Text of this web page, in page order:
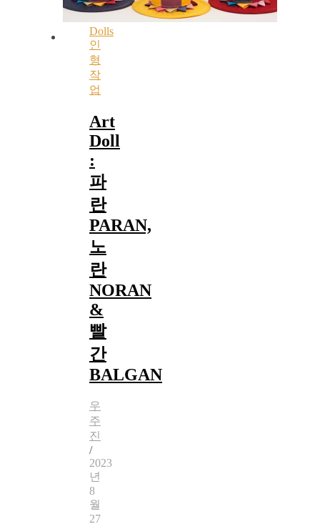
Dolls
인
형
작
업
Art
Doll
:
파
란
PARAN,
노
란
NORAN
&
빨
간
BALGAN
우
주
진
/
2023
년
8
월
27